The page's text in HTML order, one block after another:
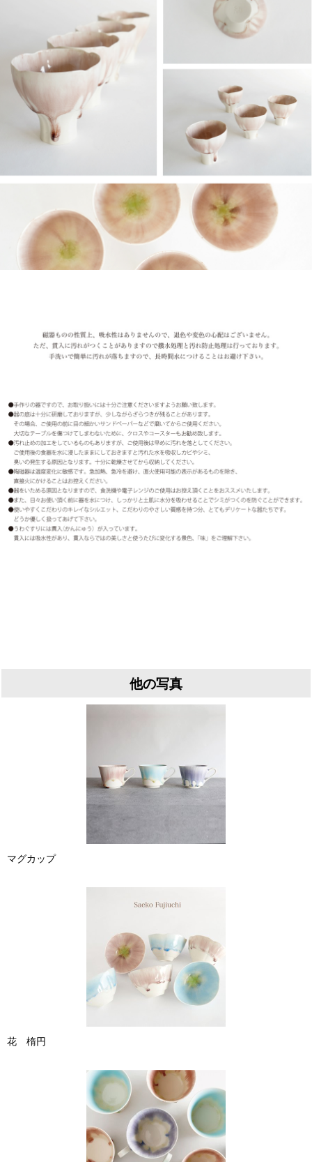
他の写真
マグカップ
花 楕円